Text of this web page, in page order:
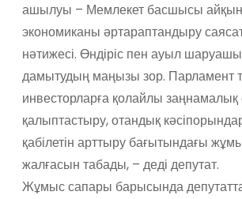
ашылуы – Мемлекет басшысы
экономиканы әртараптандыру
нәтижесі. Өндіріс пен ауыл
дамытудың маңызы зор. Парламент
инвесторларға қолайлы заңнамалық
қалыптастыру, отандық
қабілетін арттыру бағытындағы
жалғасын табады, – деді депутат.
Жұмыс сапары барысында